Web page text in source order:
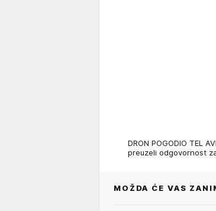
DRON POGODIO TEL
preuzeli odgovornost
MOŽDA ĆE VAS